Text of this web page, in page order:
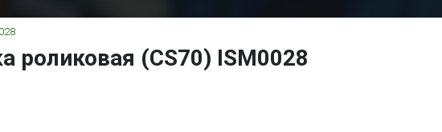
роликовая (CS70) ISM0028